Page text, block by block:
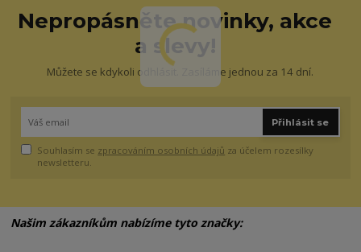
Nepropásněte novinky, akce
a slevy!
Můžete se kdykoli odhlásit. Zasíláme jednou za 14 dní.
Přihlásit se
Souhlasím se zpracováním osobních údajů za účelem rozesílky
newsletteru.
Našim zákazníkům nabízíme tyto značky: